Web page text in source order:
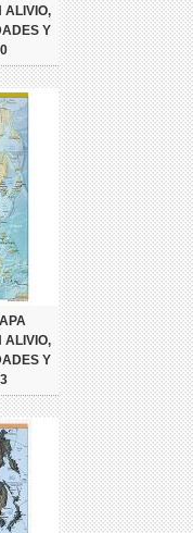
ALIVIO,
Y
ALIVIO,
Y